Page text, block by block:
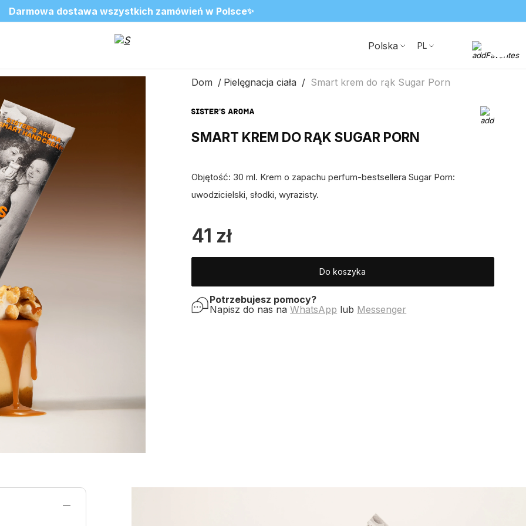
✨
2=3 na ulubione zapachy do wnętrz
SALE do -20%✨
❤️ Perfumy Sugar Porn 50 ml znów dostępne
Nowosci✨
Polska PL
Dom Pielęgnacja ciała Smart krem do rąk Sugar Porn
SMART KREM DO RĄK SUGAR PORN
Objętość: 30 ml. Krem o zapachu perfum-bestsellera Sugar Porn:
uwodzicielski, słodki, wyrazisty.
41 zł
Do koszyka
Potrzebujesz pomocy?
Napisz do nas naWhatsApp lub Messenger